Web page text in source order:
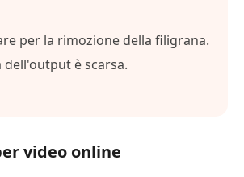
per la rimozione della filigrana.
dell'output è scarsa.
video online